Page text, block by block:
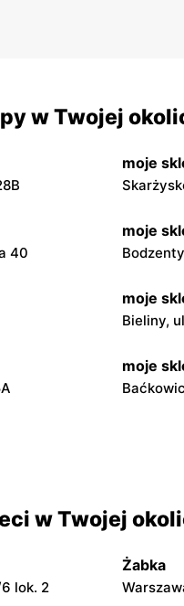
w Twojej
moje
40
moje
moje
Bieliny,
moje
Jeżowe,
moje
w Twojej
lok. 2
Żabka